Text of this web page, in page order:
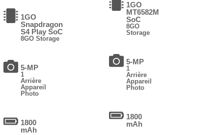
1GO
Snapdragon
S4 Play SoC
8GO Storage
5-MP
1
Arrière
Appareil
Photo
1800
mAh
1GO
MT6582M
SoC
8GO
Storage
5-MP
1
Arrière
Appareil
Photo
1800
mAh